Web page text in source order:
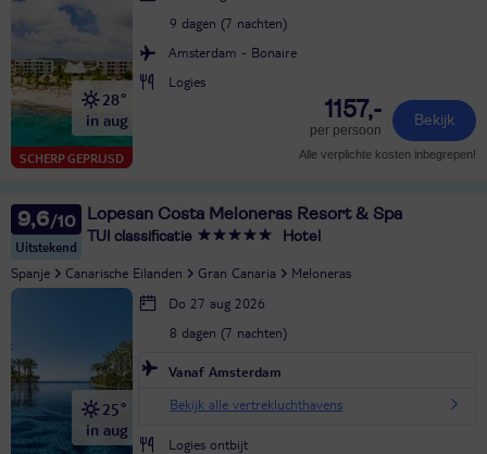
SCHERP GEPRIJSD
28°
in aug
9 dagen (7 nachten)
Amsterdam - Bonaire
Logies
1157,-
per persoon
Bekijk
Alle verplichte kosten inbegrepen!
9,6
Uitstekend
Lopesan Costa Meloneras Resort & Spa
TUI classificatie Hotel
Spanje Canarische Eilanden Gran Canaria Meloneras
25°
in aug
Do 27 aug 2026
8 dagen (7 nachten)
Vanaf Amsterdam
Bekijk alle vertrekluchthavens
Logies ontbijt